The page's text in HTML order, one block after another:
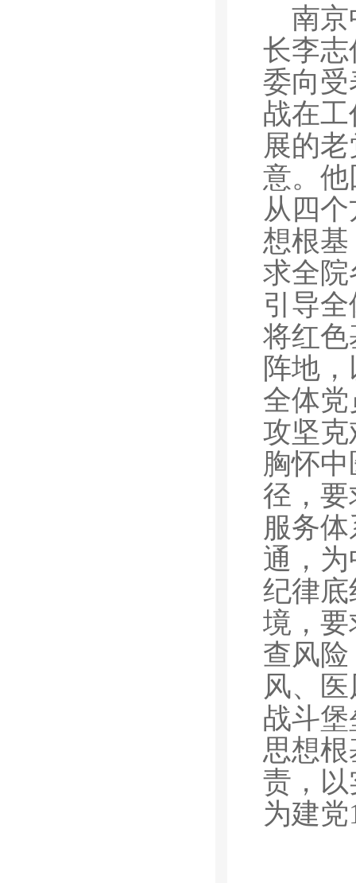
南京
长李
委向
战在
展的
意。
从四
想根
求全
引导
将红
阵地
全体
攻坚
胸怀
径，
服务
通，
纪律
境，
查风
风、
战斗
思想
责，
为建